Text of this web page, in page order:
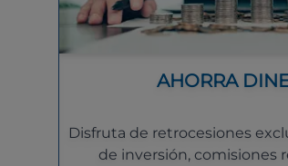
AHORRA
Disfruta de retrocesiones
de inversión, comisiones